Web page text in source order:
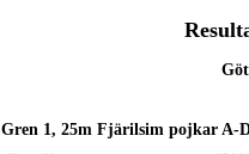
Gren 1, 25m Fjärilsim pojkar A-